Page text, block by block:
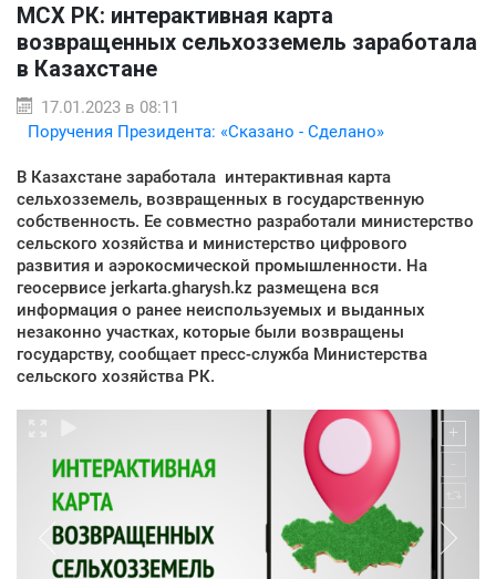
МСХ РК: интерактивная карта
возвращенных сельхозземель заработала
в Казахстане
17.01.2023 в 08:11
Поручения Президента: «Сказано - Сделано»
В Казахстане заработала интерактивная карта
сельхозземель, возвращенных в государственную
собственность. Ее совместно разработали министерство
сельского хозяйства и министерство цифрового
развития и аэрокосмической промышленности. На
геосервисе jerkarta.gharysh.kz размещена вся
информация о ранее неиспользуемых и выданных
незаконно участках, которые были возвращены
государству, сообщает пресс-служба Министерства
сельского хозяйства РК.